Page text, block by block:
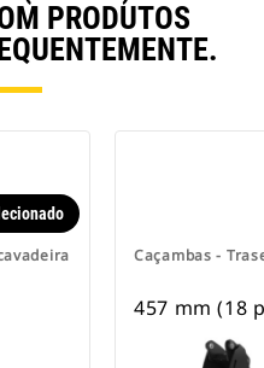
PRODUTOS
Caçambas -
457 mm (18